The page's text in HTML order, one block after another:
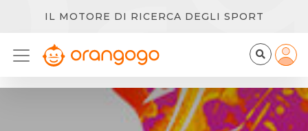
IL MOTORE DI RICERCA DEGLI SPORT